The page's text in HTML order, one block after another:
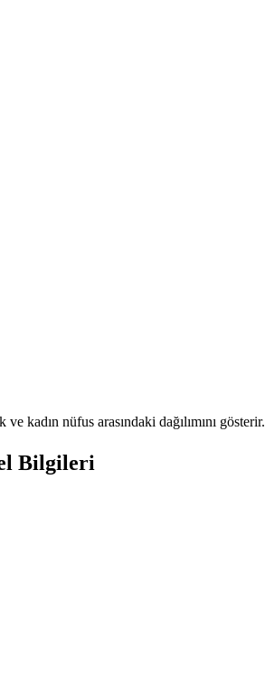
kadın nüfus arasındaki dağılımını gösterir.
Bilgileri